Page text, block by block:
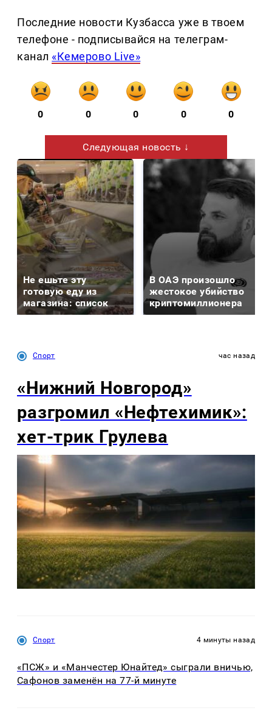
Последние новости Кузбасса уже в твоем
телефоне - подписывайся на телеграм-
канал «Кемерово Live»
0 0 0 0 0
Следующая новость ↓
Не ешьте эту
готовую еду из
магазина: список
В ОАЭ произошло
жестокое убийство
криптомиллионера
Спорт час назад
«Нижний Новгород»
разгромил «Нефтехимик»:
хет-трик Грулева
Спорт 4 минуты назад
«ПСЖ» и «Манчестер Юнайтед» сыграли вничью,
Сафонов заменён на 77-й минуте